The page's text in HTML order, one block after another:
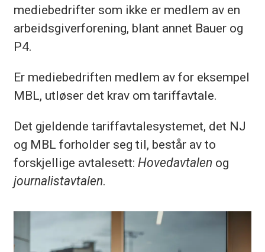
mediebedrifter som ikke er medlem av en
arbeidsgiverforening, blant annet Bauer og
P4.
Er mediebedriften medlem av for eksempel
MBL, utløser det krav om tariffavtale.
Det gjeldende tariffavtalesystemet, det NJ
og MBL forholder seg til, består av to
forskjellige avtalesett: Hovedavtalen og
journalistavtalen.